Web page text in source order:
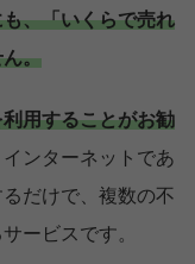
、「いくらで売れ
ん。
用することがお勧
ンターネットであ
だけで、複数の不
ービスです。